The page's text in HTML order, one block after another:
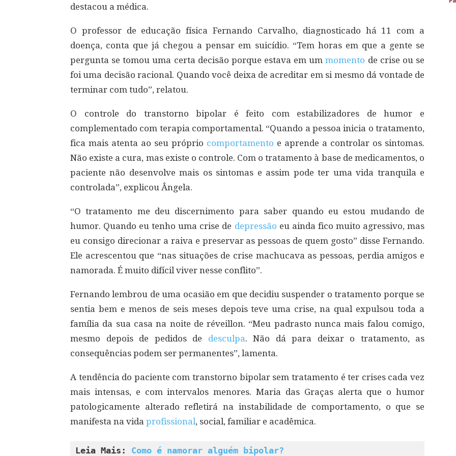
destacou a médica.
O professor de educação física Fernando Carvalho, diagnosticado há 11 com a
doença, conta que já chegou a pensar em suicídio. “Tem horas em que a gente se
pergunta se tomou uma certa decisão porque estava em ummomento de crise ou se
foi uma decisão racional. Quando você deixa de acreditar em si mesmo dá vontade de
terminar com tudo”, relatou.
O controle do transtorno bipolar é feito com estabilizadores de humor e
complementado com terapia comportamental. “Quando a pessoa inicia o tratamento,
fica mais atenta ao seu próprio comportamento e aprende a controlar os sintomas.
Não existe a cura, mas existe o controle. Com o tratamento à base de medicamentos, o
paciente não desenvolve mais os sintomas e assim pode ter uma vida tranquila e
controlada”, explicou Ângela.
“O tratamento me deu discernimento para saber quando eu estou mudando de
humor. Quando eu tenho uma crise de depressão eu ainda fico muito agressivo, mas
eu consigo direcionar a raiva e preservar as pessoas de quem gosto” disse Fernando.
Ele acrescentou que “nas situações de crise machucava as pessoas, perdia amigos e
namorada. É muito difícil viver nesse conflito”.
Fernando lembrou de uma ocasião em que decidiu suspender o tratamento porque se
sentia bem e menos de seis meses depois teve uma crise, na qual expulsou toda a
família da sua casa na noite de réveillon. “Meu padrasto nunca mais falou comigo,
mesmo depois de pedidos de desculpa. Não dá para deixar o tratamento, as
consequências podem ser permanentes”, lamenta.
A tendência do paciente com transtorno bipolar sem tratamento é ter crises cada vez
mais intensas, e com intervalos menores. Maria das Graças alerta que o humor
patologicamente alterado refletirá na instabilidade de comportamento, o que se
manifesta na vida profissional, social, familiar e acadêmica.
Leia Mais: Como é namorar alguém bipolar?